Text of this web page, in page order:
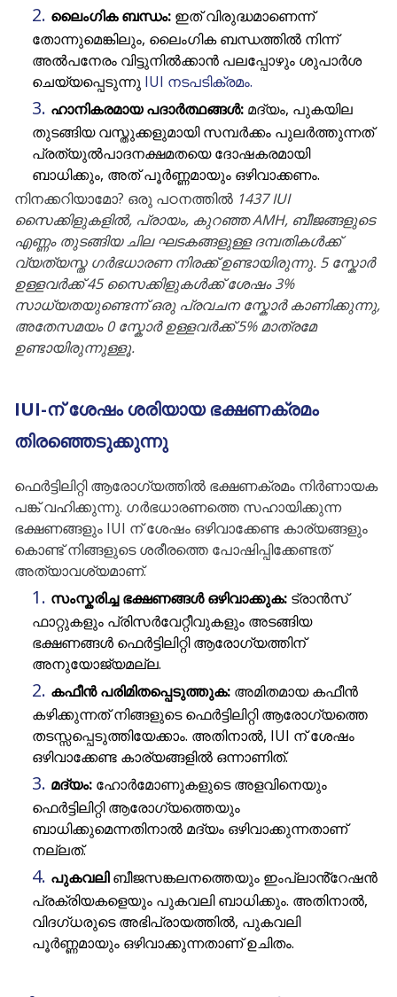
ലൈംഗിക ബന്ധം: ഇത് വിരുദ്ധമാണെന്ന്
തോന്നുമെങ്കിലും, ലൈംഗിക ബന്ധത്തിൽ നിന്ന്
അൽപനേരം വിട്ടുനിൽക്കാൻ പലപ്പോഴും ശുപാർശ
ചെയ്യപ്പെടുന്നു IUI നടപടിക്രമം.
ഹാനികരമായ പദാർത്ഥങ്ങൾ: മദ്യം, പുകയില
തുടങ്ങിയ വസ്തുക്കളുമായി സമ്പർക്കം പുലർത്തുന്നത്
പ്രത്യുൽപാദനക്ഷമതയെ ദോഷകരമായി
ബാധിക്കും, അത് പൂർണ്ണമായും ഒഴിവാക്കണം.
നിനക്കറിയാമോ? ഒരു പഠനത്തിൽ 1437 IUI
സൈക്കിളുകളിൽ, പ്രായം, കുറഞ്ഞ AMH, ബീജങ്ങളുടെ
എണ്ണം തുടങ്ങിയ ചില ഘടകങ്ങളുള്ള ദമ്പതികൾക്ക്
വ്യത്യസ്ത ഗർഭധാരണ നിരക്ക് ഉണ്ടായിരുന്നു. 5 സ്കോർ
ഉള്ളവർക്ക് 45 സൈക്കിളുകൾക്ക് ശേഷം 3%
സാധ്യതയുണ്ടെന്ന് ഒരു പ്രവചന സ്കോർ കാണിക്കുന്നു,
അതേസമയം 0 സ്കോർ ഉള്ളവർക്ക് 5% മാത്രമേ
ഉണ്ടായിരുന്നുള്ളൂ.
IUI-ന് ശേഷം ശരിയായ ഭക്ഷണക്രമം
തിരഞ്ഞെടുക്കുന്നു
ഫെർട്ടിലിറ്റി ആരോഗ്യത്തിൽ ഭക്ഷണക്രമം നിർണായക
പങ്ക് വഹിക്കുന്നു. ഗർഭധാരണത്തെ സഹായിക്കുന്ന
ഭക്ഷണങ്ങളും IUI ന് ശേഷം ഒഴിവാക്കേണ്ട കാര്യങ്ങളും
കൊണ്ട് നിങ്ങളുടെ ശരീരത്തെ പോഷിപ്പിക്കേണ്ടത്
അത്യാവശ്യമാണ്.
സംസ്കരിച്ച ഭക്ഷണങ്ങൾ ഒഴിവാക്കുക: ട്രാൻസ്
ഫാറ്റുകളും പ്രിസർവേറ്റീവുകളും അടങ്ങിയ
ഭക്ഷണങ്ങൾ ഫെർട്ടിലിറ്റി ആരോഗ്യത്തിന്
അനുയോജ്യമല്ല.
കഫീൻ പരിമിതപ്പെടുത്തുക: അമിതമായ കഫീൻ
കഴിക്കുന്നത് നിങ്ങളുടെ ഫെർട്ടിലിറ്റി ആരോഗ്യത്തെ
തടസ്സപ്പെടുത്തിയേക്കാം. അതിനാൽ, IUI ന് ശേഷം
ഒഴിവാക്കേണ്ട കാര്യങ്ങളിൽ ഒന്നാണിത്.
മദ്യം: ഹോർമോണുകളുടെ അളവിനെയും
ഫെർട്ടിലിറ്റി ആരോഗ്യത്തെയും
ബാധിക്കുമെന്നതിനാൽ മദ്യം ഒഴിവാക്കുന്നതാണ്
നല്ലത്.
പുകവലിബീജസങ്കലനത്തെയും ഇംപ്ലാൻ്റേഷൻ
പ്രക്രിയകളെയും പുകവലി ബാധിക്കും. അതിനാൽ,
വിദഗ്ധരുടെ അഭിപ്രായത്തിൽ, പുകവലി
പൂർണ്ണമായും ഒഴിവാക്കുന്നതാണ് ഉചിതം.